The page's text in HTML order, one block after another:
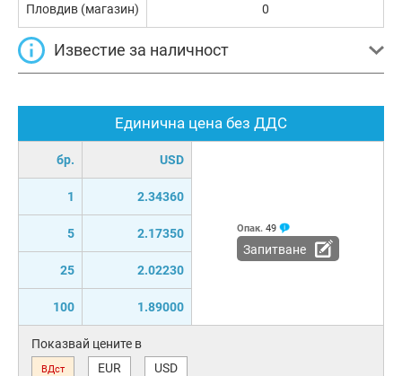
Единична цена без ДДС
бр. USD
1 2.34360
5 2.17350
25 2.02230
100 1.89000
Опак. 49
Запитване
Показвай цените в
ВДст EUR USD
Пловдив (магазин) 0
Известие за наличност